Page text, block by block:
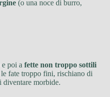
(o una noce di burro,
e poi a fette non troppo sottili
fate troppo fini, rischiano di
diventare morbide.